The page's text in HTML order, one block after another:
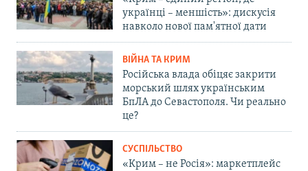
українці – меншість»: дискусія
навколо нової пам'ятної дати
ВІЙНА ТА КРИМ
Російська влада обіцяє закрити
морський шлях українським
БпЛА до Севастополя. Чи реально
це?
СУСПІЛЬСТВО
«Крим – не Росія»: маркетплейс